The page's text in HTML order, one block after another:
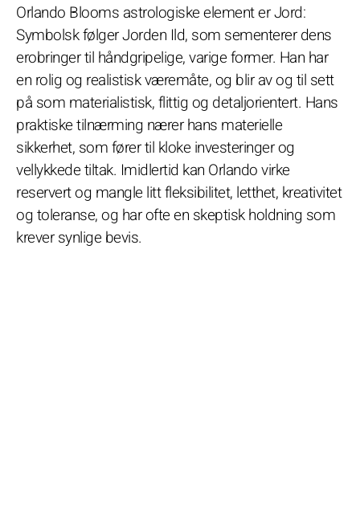
Orlando Blooms astrologiske element er Jord:
Symbolsk følger Jorden Ild, som sementerer dens
erobringer til håndgripelige, varige former. Han har
en rolig og realistisk væremåte, og blir av og til sett
på som materialistisk, flittig og detaljorientert. Hans
praktiske tilnærming nærer hans materielle
sikkerhet, som fører til kloke investeringer og
vellykkede tiltak. Imidlertid kan Orlando virke
reservert og mangle litt fleksibilitet, letthet, kreativitet
og toleranse, og har ofte en skeptisk holdning som
krever synlige bevis.